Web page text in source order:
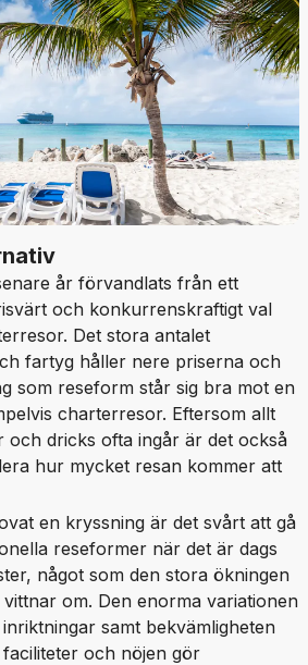
år förvandlats från ett
och konkurrenskraftigt val
Det stora antalet
fartyg håller nere priserna och
som reseform står sig bra mot en
charterresor. Eftersom allt
dricks ofta ingår är det också
hur mycket resan kommer att
en kryssning är det svårt att gå
reseformer när det är dags
något som den stora ökningen
om. Den enorma variationen
samt bekvämligheten
och nöjen gör